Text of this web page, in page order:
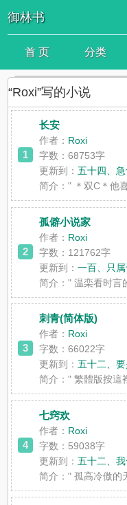
御林书
首 页 分类
“Roxi”写的小说
1
长安
作者： Roxi
字数：68753字
更新到：五十四、急
简介：" ＊双C＊他
2
孤僻小说家
作者： Roxi
字数：121762字
更新到：一百、只
简介：" 温栾看时言
3
刺青(简体版)
作者： Roxi
字数：66022字
更新到：五十二、
简介：" 繁體版按這
4
七窍欢
作者： Roxi
字数：59038字
更新到：五十二、
简介：" 孤高冷傲的